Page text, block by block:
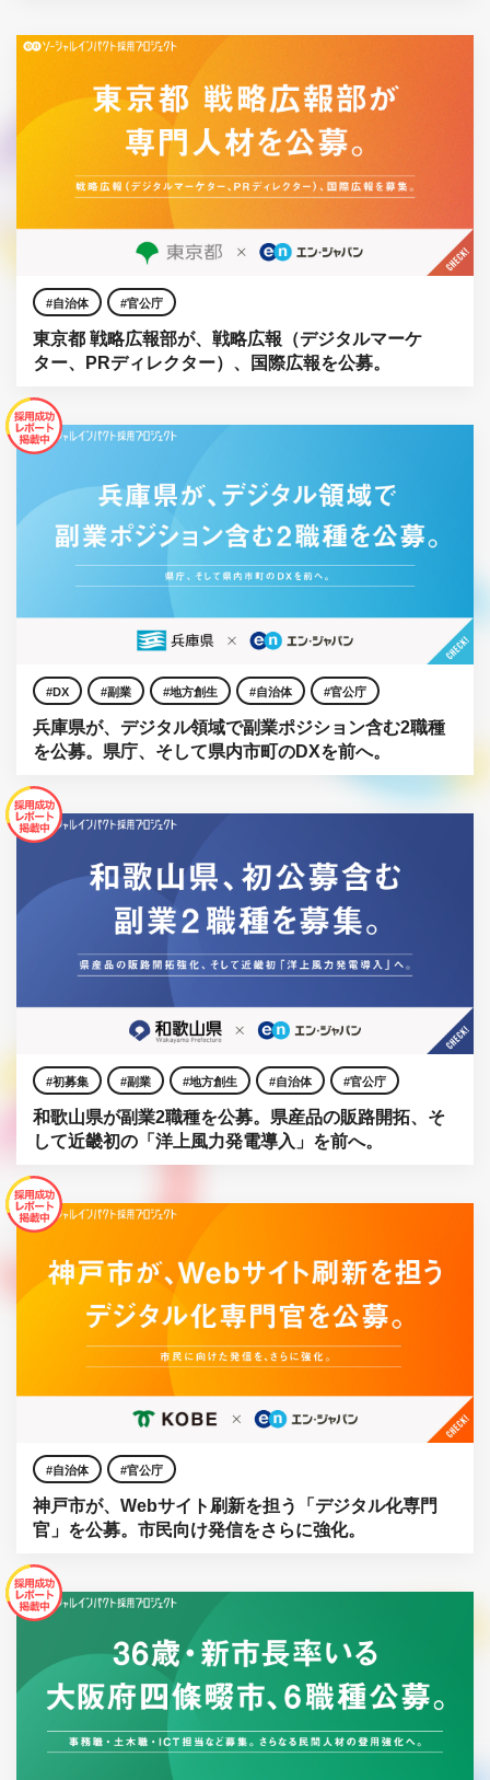
自治体 官公庁
東京都 戦略広報部が、戦略広報（デジタルマーケ
ター、PRディレクター）、国際広報を公募。
DX 副業 地方創生 自治体 官公庁
兵庫県が、デジタル領域で副業ポジション含む2職種
を公募。県庁、そして県内市町のDXを前へ。
初募集 副業 地方創生 自治体 官公庁
和歌山県が副業2職種を公募。県産品の販路開拓、そ
して近畿初の「洋上風力発電導入」を前へ。
自治体 官公庁
神戸市が、Webサイト刷新を担う「デジタル化専門
官」を公募。市民向け発信をさらに強化。